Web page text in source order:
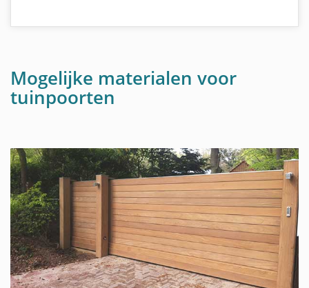
Mogelijke materialen voor
tuinpoorten